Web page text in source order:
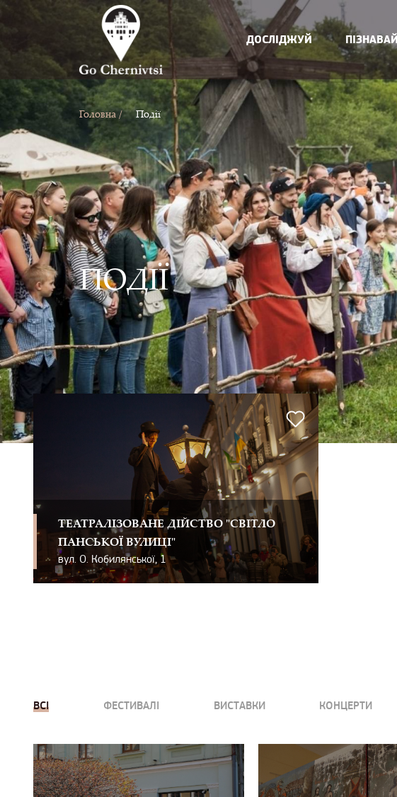
ДОСЛІДЖУЙ ПІЗНАВАЙ
Головна / Події
ПОДІЇ
ТЕАТРАЛІЗОВАНЕ ДІЙСТВО "СВІТЛО
ПАНСЬКОЇ ВУЛИЦІ"
вул. О. Кобилянської, 1
ВСІ ФЕСТИВАЛІ ВИСТАВКИ КОНЦЕРТИ